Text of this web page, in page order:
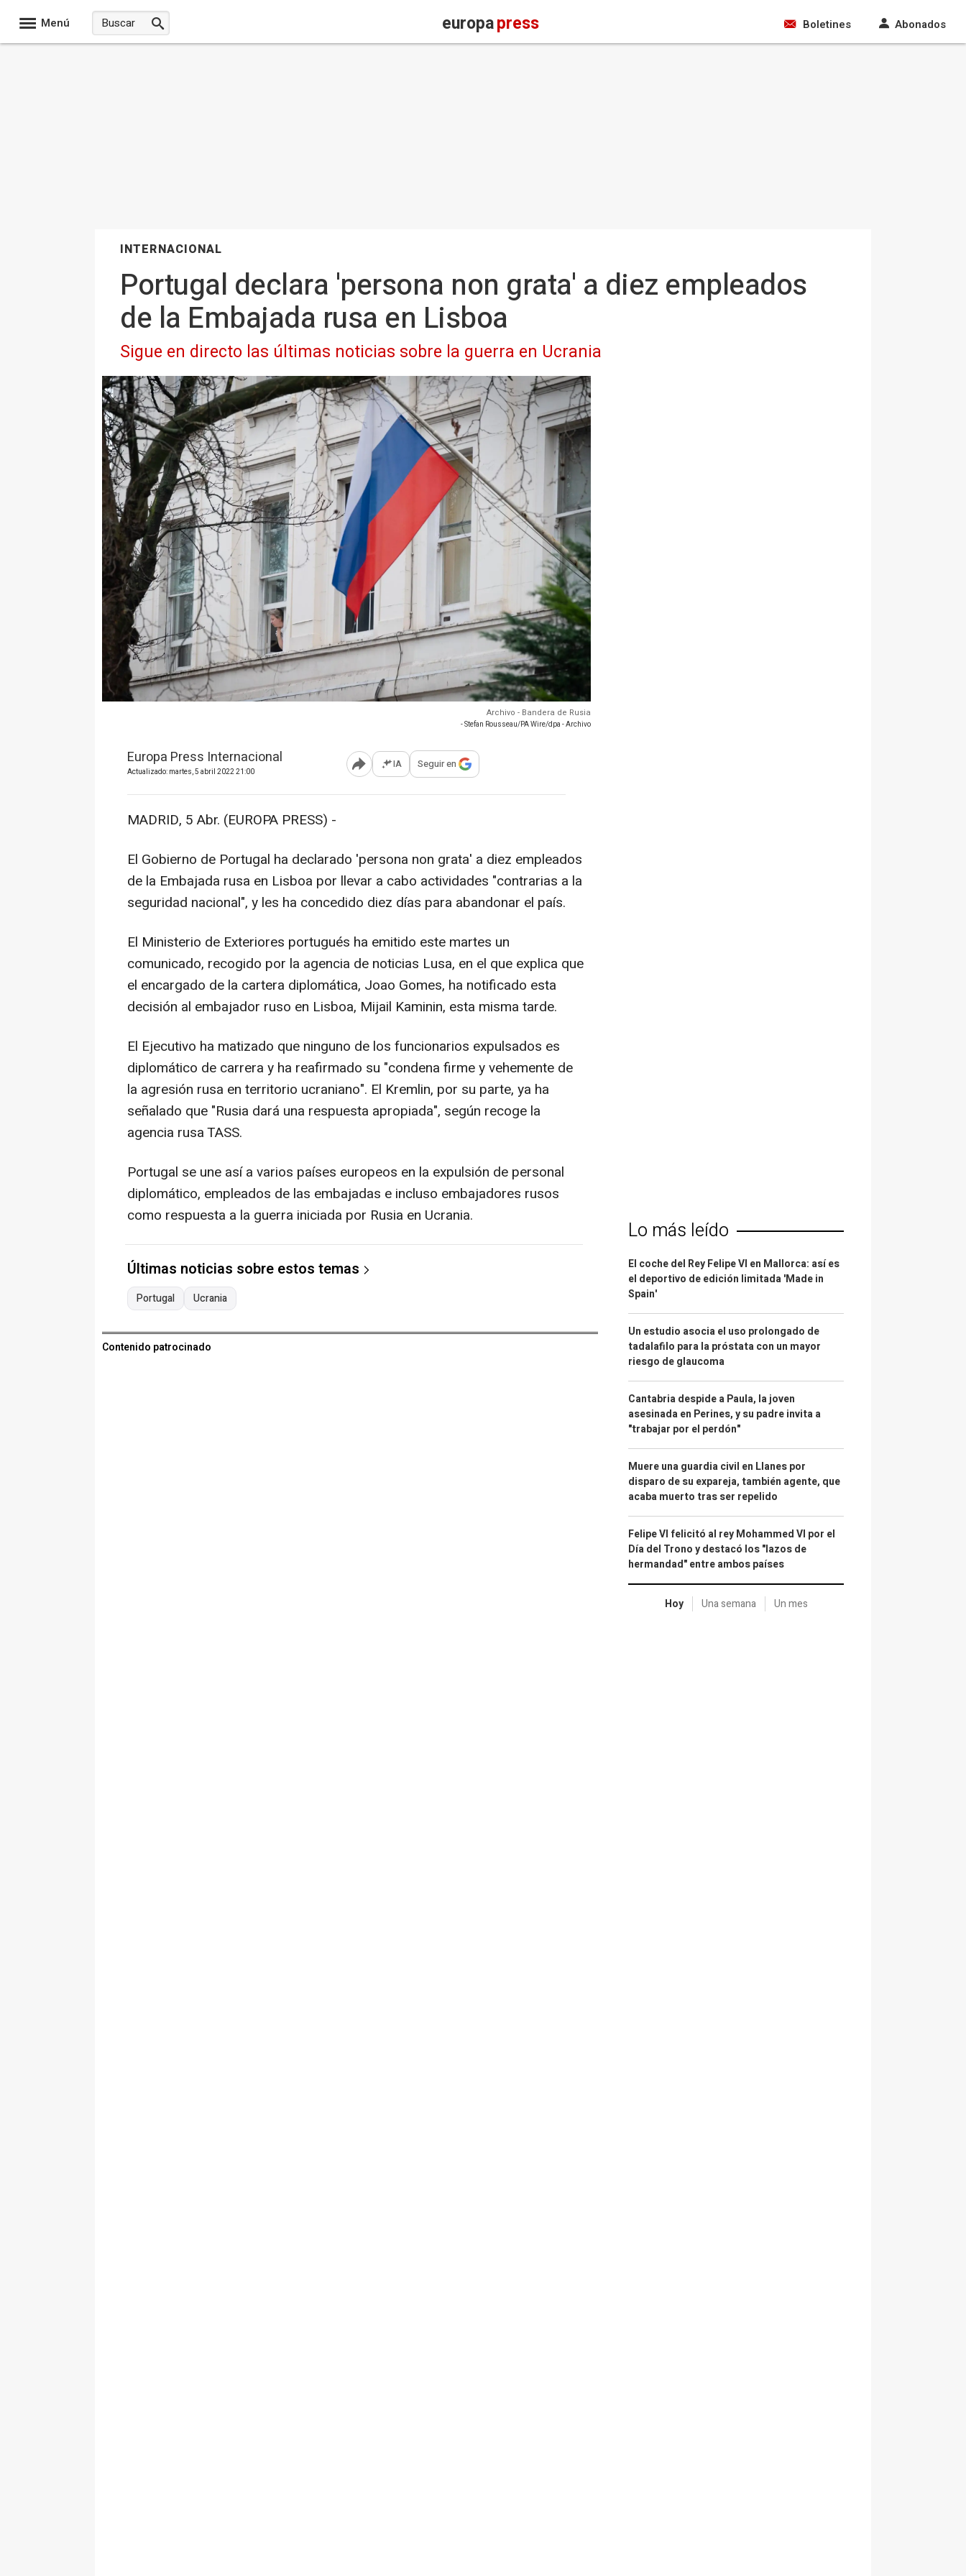
Menú europapress Boletines Abonados
INTERNACIONAL
Portugal declara 'persona non grata' a diez empleados
de la Embajada rusa en Lisboa
Sigue en directo las últimas noticias sobre la guerra en Ucrania
Archivo - Bandera de Rusia
- Stefan Rousseau/PA Wire/dpa - Archivo
Europa Press Internacional
Actualizado: martes, 5 abril 2022 21:00 Abrir opciones para compartir
IA Seguir en
MADRID, 5 Abr. (EUROPA PRESS) -
El Gobierno de Portugal ha declarado 'persona non grata' a diez empleados
de la Embajada rusa en Lisboa por llevar a cabo actividades "contrarias a la
seguridad nacional", y les ha concedido diez días para abandonar el país.
El Ministerio de Exteriores portugués ha emitido este martes un
comunicado, recogido por la agencia de noticias Lusa, en el que explica que
el encargado de la cartera diplomática, Joao Gomes, ha notificado esta
decisión al embajador ruso en Lisboa, Mijail Kaminin, esta misma tarde.
El Ejecutivo ha matizado que ninguno de los funcionarios expulsados es
diplomático de carrera y ha reafirmado su "condena firme y vehemente de
la agresión rusa en territorio ucraniano". El Kremlin, por su parte, ya ha
señalado que "Rusia dará una respuesta apropiada", según recoge la
agencia rusa TASS.
Portugal se une así a varios países europeos en la expulsión de personal
diplomático, empleados de las embajadas e incluso embajadores rusos
como respuesta a la guerra iniciada por Rusia en Ucrania.
Últimas noticias sobre estos temas
Portugal Ucrania
Contenido patrocinado
Lo más leído
El coche del Rey Felipe VI en Mallorca: así es
el deportivo de edición limitada 'Made in
Spain'
Un estudio asocia el uso prolongado de
tadalafilo para la próstata con un mayor
riesgo de glaucoma
Cantabria despide a Paula, la joven
asesinada en Perines, y su padre invita a
"trabajar por el perdón"
Muere una guardia civil en Llanes por
disparo de su expareja, también agente, que
acaba muerto tras ser repelido
Felipe VI felicitó al rey Mohammed VI por el
Día del Trono y destacó los "lazos de
hermandad" entre ambos países
Hoy Una semana Un mes